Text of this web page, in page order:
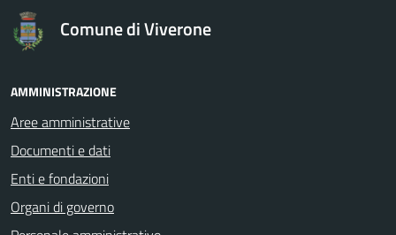
Comune di Viverone
AMMINISTRAZIONE
Aree amministrative
Documenti e dati
Enti e fondazioni
Organi di governo